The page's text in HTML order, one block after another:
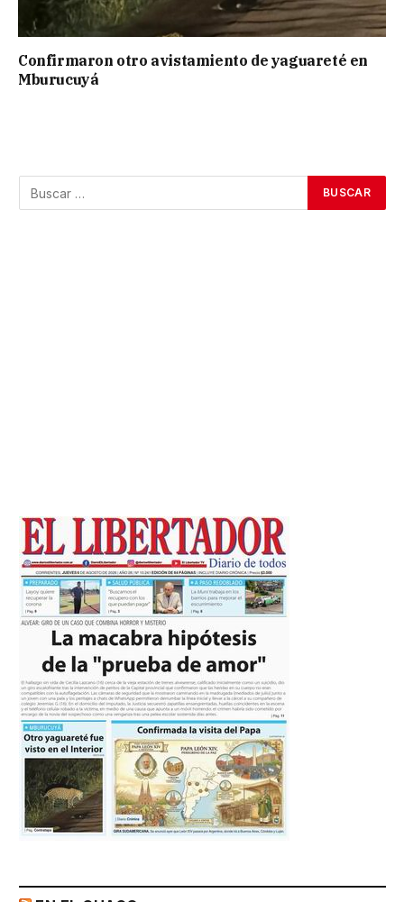
Confirmaron otro avistamiento de yaguareté en
Mburucuyá